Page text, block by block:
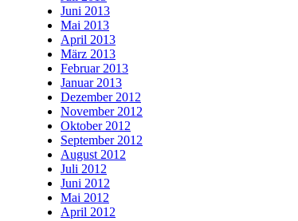
Juni 2013
Mai 2013
April 2013
März 2013
Februar 2013
Januar 2013
Dezember 2012
November 2012
Oktober 2012
September 2012
August 2012
Juli 2012
Juni 2012
Mai 2012
April 2012